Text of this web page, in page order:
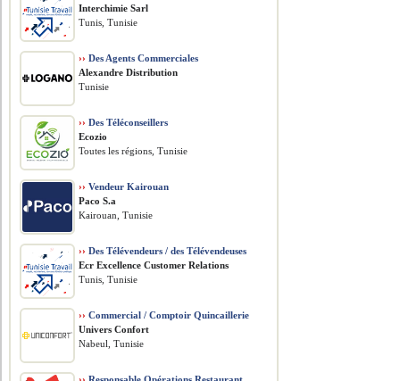
Interchimie Sarl
Tunis, Tunisie
›› Des Agents Commerciales
Alexandre Distribution
Tunisie
›› Des Téléconseillers
Ecozio
Toutes les régions, Tunisie
›› Vendeur Kairouan
Paco S.a
Kairouan, Tunisie
›› Des Télévendeurs / des Télévendeuses
Ecr Excellence Customer Relations
Tunis, Tunisie
›› Commercial / Comptoir Quincaillerie
Univers Confort
Nabeul, Tunisie